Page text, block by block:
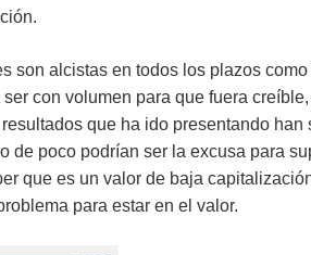
son alcistas en todos los plazos
con volumen para que fuera
que ha ido presentando
de poco podrían ser la excusa para
que es un valor de baja
para estar en el valor.